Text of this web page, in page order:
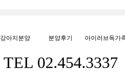
강아지분양 분양후기 아이러브독가
TEL 02.454.3337